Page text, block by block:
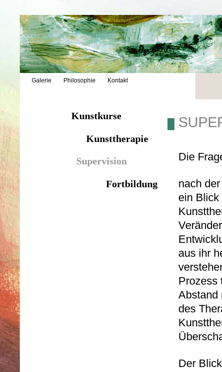
Galerie Philosophie Kontakt
Kunstkurse
Kunsttherapie
Supervision
Fortbildung
Die
nach
ein Blick
aus ihr
Prozess
Abstand
des
Der Blick